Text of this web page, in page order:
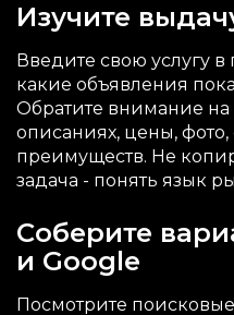
Изучите
Введите свою услугу
какие объявления
Обратите внимание на
описаниях, цены, фото,
преимуществ. Не
задача - понять язык
Соберите
и Google
Посмотрите